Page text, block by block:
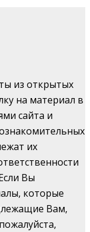
из открытых
на материал в
сайта и
их
Вы
которые
Вам,